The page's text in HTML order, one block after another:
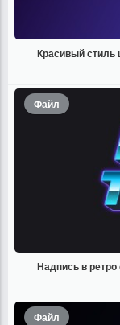
Красивый
Файл
Надпись в
Файл